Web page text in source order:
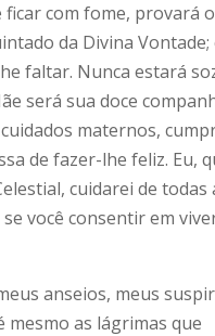
ficar com fome, provará o
da Divina Vontade;
faltar. Nunca estará
será sua doce
maternos,
de fazer-lhe feliz. Eu,
cuidarei de todas
se você consentir em
anseios, meus
mesmo as lágrimas que